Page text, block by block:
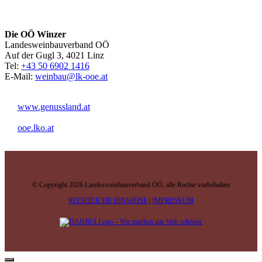
Die OÖ Winzer
Landesweinbauverband OÖ
Auf der Gugl 3, 4021 Linz
Tel: +43 50 6902 1416
E-Mail: weinbau@lk-ooe.at
www.genussland.at
ooe.lko.at
© Copyright 2026 Landesweinbauverband OÖ, alle Rechte vorbehalten
RECHTLICHE HINWEISE | IMPRESSUM
– Wir machen das Web schöner.